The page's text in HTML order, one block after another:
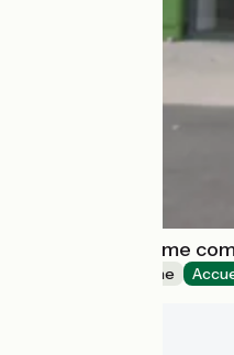
Office de tourisme
Offices de Tourisme